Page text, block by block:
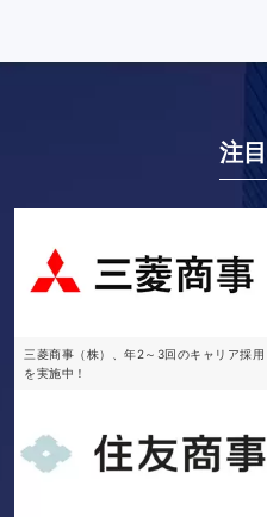
注
三菱商事（株）、年2～3回のキャリア採用
を実施中！